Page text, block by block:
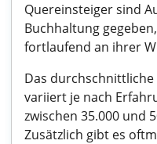
Quereinsteiger sind
Buchhaltung
fortlaufend an ihrer
Das
variiert je nach
zwischen 35.000 und
Zusätzlich gibt es